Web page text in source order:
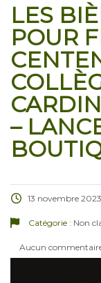
LES
POUR
–
13 novembre 2023
Catégorie : Non
Aucun